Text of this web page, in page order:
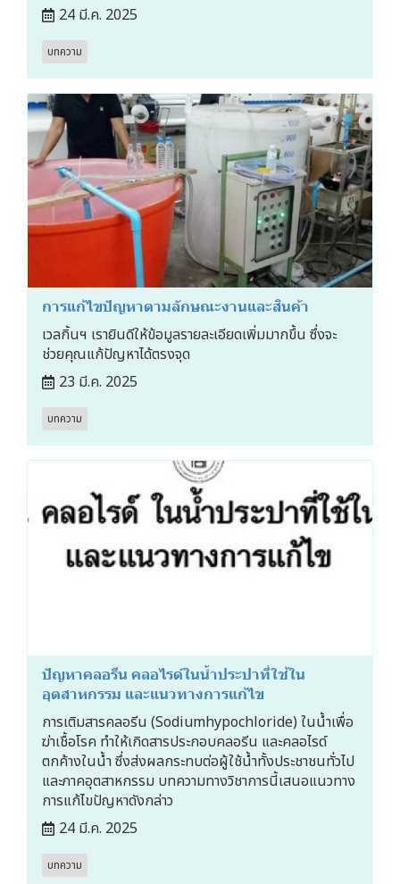
24 มี.ค. 2025
บทความ
การแก้ไขปัญหาตามลักษณะงานและสินค้า
เวลกิ้นฯ เรายินดีให้ข้อมูลรายละเอียดเพิ่มมากขึ้น ซึ่งจะ
ช่วยคุณแก้ปัญหาได้ตรงจุด
23 มี.ค. 2025
บทความ
ปัญหาคลอรีน คลอไรด์ในน้ำประปาที่ใช้ใน
อุตสาหกรรม และแนวทางการแก้ไข
การเติมสารคลอรีน (Sodiumhypochloride) ในน้ำเพื่อ
ฆ่าเชื้อโรค ทำให้เกิดสารประกอบคลอรีน และคลอไรด์
ตกค้างในน้ำ ซึ่งส่งผลกระทบต่อผู้ใช้น้ำทั้งประชาชนทั่วไป
และภาคอุตสาหกรรม บทความทางวิชาการนี้เสนอแนวทาง
การแก้ไขปัญหาดังกล่าว
24 มี.ค. 2025
บทความ